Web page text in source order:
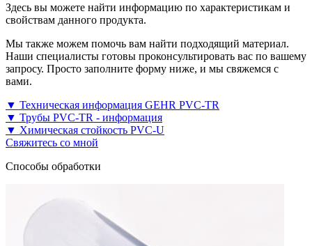
Здесь вы можете найти информацию по характеристикам и
свойствам данного продукта.
Мы также можем помочь вам найти подходящий материал.
Наши специалисты готовы проконсультировать вас по вашему
запросу. Просто заполните форму ниже, и мы свяжемся с
вами.
▼ Техническая информация GEHR PVC-TR
▼ Трубы PVC-TR - информация
▼ Химическая стойкость PVC-U
Свяжитесь со мной
Способы обработки